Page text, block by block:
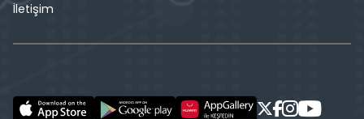
İletişim